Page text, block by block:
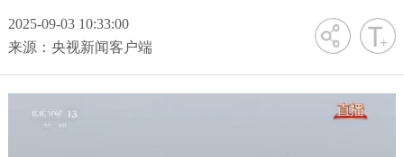
2025-09-03 10:33:00
来源：央视新闻客户端
字号